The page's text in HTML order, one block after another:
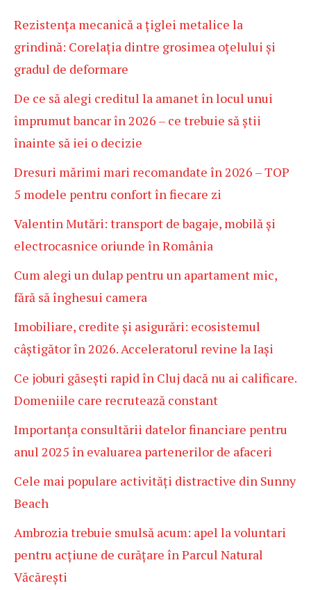
Rezistența mecanică a țiglei metalice la
grindină: Corelația dintre grosimea oțelului și
gradul de deformare
De ce să alegi creditul la amanet în locul unui
împrumut bancar în 2026 – ce trebuie să știi
înainte să iei o decizie
Dresuri mărimi mari recomandate în 2026 – TOP
5 modele pentru confort în fiecare zi
Valentin Mutări: transport de bagaje, mobilă și
electrocasnice oriunde în România
Cum alegi un dulap pentru un apartament mic,
fără să înghesui camera
Imobiliare, credite și asigurări: ecosistemul
câștigător în 2026. Acceleratorul revine la Iași
Ce joburi găsești rapid în Cluj dacă nu ai calificare.
Domeniile care recrutează constant
Importanța consultării datelor financiare pentru
anul 2025 în evaluarea partenerilor de afaceri
Cele mai populare activități distractive din Sunny
Beach
Ambrozia trebuie smulsă acum: apel la voluntari
pentru acțiune de curățare în Parcul Natural
Văcărești